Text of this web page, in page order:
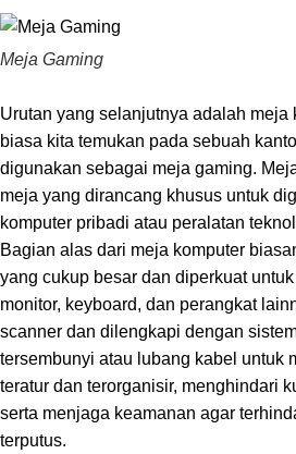
Meja Gaming
Urutan yang selanjutnya adalah meja
biasa kita temukan pada sebuah
digunakan sebagai meja gaming.
meja yang dirancang khusus untuk
komputer pribadi atau peralatan
Bagian alas dari meja komputer
yang cukup besar dan diperkuat
monitor, keyboard, dan perangkat
scanner dan dilengkapi dengan
tersembunyi atau lubang kabel untuk
teratur dan terorganisir, menghindari
serta menjaga keamanan agar
terputus.